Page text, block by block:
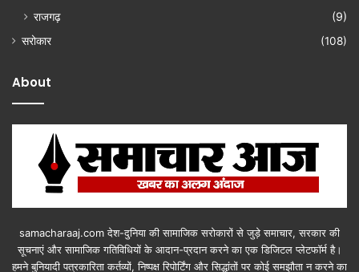
राजगढ़
(9)
सरोकार (108)
About
samacharaaj.com देश-दुनिया की सामाजिक सरोकारों से जुड़े समाचार, सरकार की
सूचनाएं और सामाजिक गतिविधियाें के आदान-प्रदान करने का एक डिजिटल प्लेटफॉर्म है।
हमने बुनियादी पत्रकारिता कर्तव्यों, निष्पक्ष रिपोर्टिंग और सिद्धांतों पर कोई समझौता न करने का